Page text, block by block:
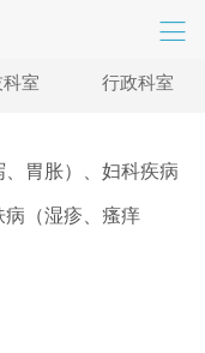
室 行政科室
胃胀）、妇科疾病
病（湿疹、瘙痒